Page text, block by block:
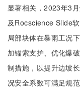
显著相关，2023年3
及Rocscience Slide
局部块体在暴雨工况
加锚索支护、优化爆
制措施，以提升边坡
况安全系数可满足规